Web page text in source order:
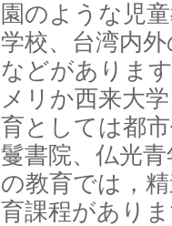
園のような児
学校、台湾内
などがありま
メリか西来大
育としては都
鬘書院、仏光
の教育では，
育課程があり